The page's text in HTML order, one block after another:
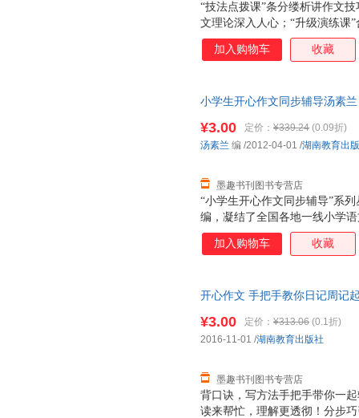
“技法点拨课”条分缕析讲作文
文理论深入人心；“升级演练课
在修改中学习作文方法；“答疑
难点，攻克该单元的作文壁垒
加入购物车 收藏
小学生开心作文同步辅导汤素
“小学生开心作文同步辅导”系
编，凝结了全国各地一线小学
《小学语文课程标准》的基础
生的认知特点而编写。丛书技
¥3.00 定价： ¥339.24 (0.09折)
墨趣书刊图书专营店
汤素兰 编 /2012-04-01 /湖南教育出
加入购物车 收藏
开心作文 手把手教你日记周记
背口诀，写方法手把手带你一
读来帮忙，理解更透彻！分步
¥3.00 定价： ¥313.06 (0.1折)
墨趣书刊图书专营店
2016-11-01 /湖南教育出版社